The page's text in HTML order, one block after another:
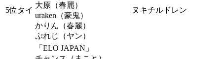
5位タイ
大原（春麗）
uraken（豪鬼）
かりん（春麗）
ぷれじ（ヤン）
ヌキチルドレン
「ELO JAPAN」